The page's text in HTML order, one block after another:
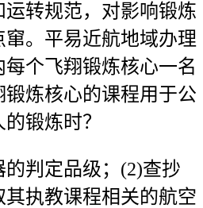
转规范，对影响锻炼
。平易近航地域办理
个飞翔锻炼核心一名
炼核心的课程用于公
锻炼时？
判定品级；(2)查抄
执教课程相关的航空